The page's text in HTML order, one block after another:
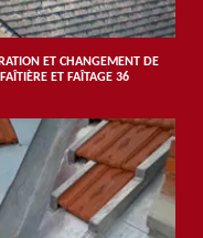
ET CHANGEMENT DE
FAÎTIÈRE ET FAÎTAGE 36